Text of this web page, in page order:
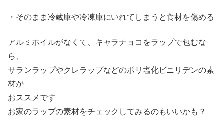
・そのまま冷蔵庫や冷凍庫にいれてしまうと食材を傷める
アルミホイルがなくて、キャラチョコをラップで包むな
ら、
サランラップやクレラップなどのポリ塩化ビニリデンの素
材が
おススメです
お家のラップの素材をチェックしてみるのもいいかも？